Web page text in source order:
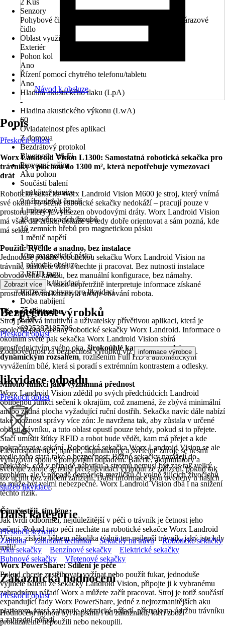
2 Kus
Senzory
Pohybové čidlo, Senzor sklopení, Dešťové čidlo, Nárazové
čidlo
Oblast využití
Exteriér
Pohon kol
Ano
Řízení pomocí chytrého telefonu/tabletu
Ano
Hladina akustického tlaku (LpA)
-
Hladina akustického výkonu (LwA)
60
Ovladatelnost přes aplikaci
Z domova
Bezdrátový protokol
Bluetooth, Wi-Fi
Provozní režim
Aku pohon
Součástí balení
1 nabíjecí stanice
9 náhradních čepelí
1 imbusový klíč
18 upevňovacích šroubů
16 zemních hřebů pro magnetickou pásku
1 měnič napětí
1 baterie
10m magnetická páska
1 návod k obsluze
2 RFID tagy
Pokyny k likvidaci
Řiďte se pokyny pro likvidaci
Doba nabíjení
75 min
EAN
6925387185796
Návod k obsluze
Popis
Přeskočit oblast
Worx Landroid Vision L1300: Samostatná robotická sekačka pro
trávníky s plochou do 1300 m², která nepotřebuje vymezovací
drát
Robotická sekačka Worx Landroid Vision M600 je stroj, který vnímá
své okolí. To běžné robotické sekačky nedokáží – pracují pouze v
prostoru, který je vymezen obvodovými dráty. Worx Landroid Vision
má však dar zraku, dokáže se tedy dobře orientovat a sám pozná, kde
má sekat.
Použití: Rychle a snadno, bez instalace
Jednoduše položte robotickou sekačku Worx Landroid Vision na
trávník, stiskněte start a nechte ji pracovat. Bez nutnosti instalace
obvodového kabelu, bez manuální konfigurace, bez námahy.
Neuronová síť Vision nepřetržitě interpretuje informace získané
prostřednictvím kamery a určuje chování robota.
Vše pod kontrolou
Stroj používá intuitivní a uživatelsky přívětivou aplikaci, která je
společná pro všechny robotické sekačky Worx Landroid. Informace o
okolním světě pak sekačka Worx Landroid Vision sbírá
prostřednictvím svého oka, širokoúhlé kamery s vysokým
dynamickým rozsahem, rozlišením Full HD a automatickým
vyvážením bílé, která si poradí s extrémním kontrastem a odlesky.
Mnoho funkcí jako významná přednost
Worx Landroid Vision zdědil po svých předchůdcích Landroid
oblíbenou funkci sečení k okrajům, což znamená, že zbývá minimální
anebo žádná plocha vyžadující ruční dostřih. Sekačka navíc dále nabízí
také možnost správy více zón: Je navržena tak, aby zůstala v určené
oblasti trávníku, a tuto oblast opustí pouze tehdy, pokud si to přejete.
Stačí umístit štítky RFID a robot bude vědět, kam má přejet a kde
pokračovat v sekání. Robotická sekačka Worx Landroid Vision se ale
vedle toho stará také o bezpečnost: Běžné sekačky narážejí do
překážek, což v případě nábytku a stromů nemusí být zas tak velký
problém, ale v případě domácích mazlíčků či volně žijících živočichů
to může být velmi nebezpečné. Worx Landroid Vision dbá i na snížení
těchto rizik.
Čím častěji, tím lépe
Jak tvrdí odborníci, nejdůležitější v péči o trávník je četnost jeho
sečení. Pokud tuto péči necháte na robotické sekačce Worx Landroid
Vision, získáte během několika týdnů ten nejlepší trávník, jaký jste kdy
měli!
Worx PowerShare: Sdílení je péče
Pokud chcete zastřihovat, vyžínat nebo použít fukar, jednoduše
vyjměte baterii ze sekačky Landroid Vision, připojte ji k vybranému
zahradnímu nářadí Worx a můžete začít pracovat. Stroj je totiž součástí
expandující řady Worx PowerShare, jedné z nejrozmanitějších aku
platforem, která zahrnuje elektrické nářadí, přístroje na údržbu trávníku
a zahradní nářadí.
Zobrazit více
Bezpečnost výrobků
Přeskočit oblast
Zodpovědnost za bezpečnost výrobku viz informace výrobce .
likvidace odpadu
Přeskočit oblast
Elektrospotřebiče, baterie, akumulátory a světelné zdroje se nesmí
vyhazovat spolu s domovním odpadem. Baterie, akumulátory a
světelné zdroje se musí před likvidací vyjmout ze zařízení, pokud tak
lze učinit bez zničení zařízení. Další informace jsou uvedeny u našich
služeb likvidace.
Další kategorie
Přeskočit seznam
Zahrada
Zahradní technika Sekačky na trávu
Robotické sekačky
Aku sekačky
Benzínové sekačky
Elektrické sekačky
Bubnové sekačky
Vřetenové sekačky
Zákaznická hodnocení
Přeskočit oblast
Hodnocení mohou být napsána i od zákazníků, kteří zboží
prokazatelně nepoužili nebo nekoupili.